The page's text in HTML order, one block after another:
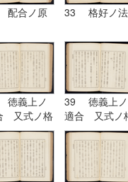
合ノ原
33 格好ノ法
義上ノ
又式ノ格
39 徳義上ノ
適合 又式ノ
好| 形